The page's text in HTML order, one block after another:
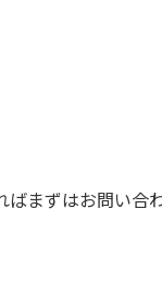
まずはお問い合